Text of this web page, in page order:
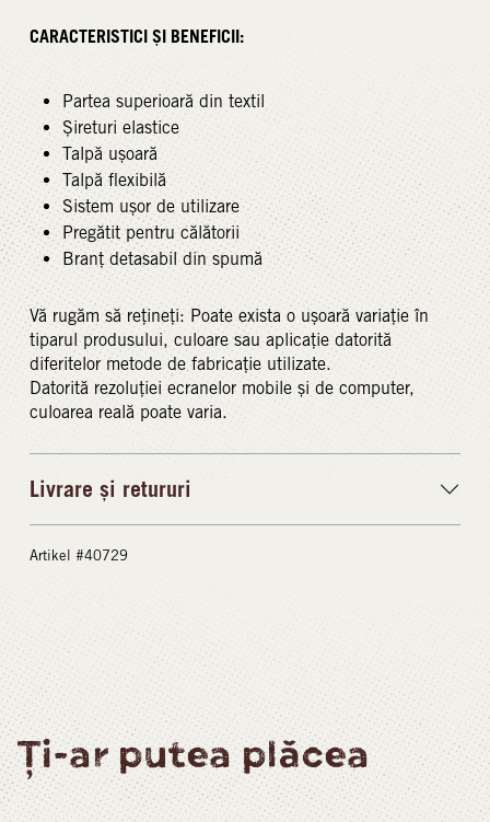
CARACTERISTICI ȘI BENEFICII:
Partea superioară din textil
Șireturi elastice
Talpă ușoară
Talpă flexibilă
Sistem ușor de utilizare
Pregătit pentru călătorii
Branț detasabil din spumă
Vă rugăm să rețineți: Poate exista o ușoară variație în
tiparul produsului, culoare sau aplicație datorită
diferitelor metode de fabricație utilizate.
Datorită rezoluției ecranelor mobile și de computer,
culoarea reală poate varia.
Livrare și retururi
Artikel #40729
Ți-ar putea plăcea